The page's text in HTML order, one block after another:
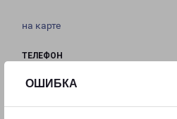
ОШИБКА
на карте
ТЕЛЕФОН